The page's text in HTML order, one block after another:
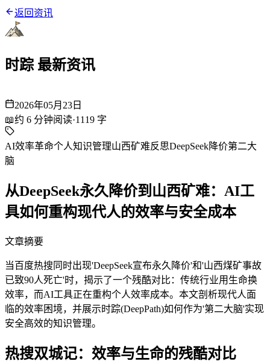
返回资讯
时踪 最新资讯
2026年05月23日
📖约 6 分钟阅读·1119 字
AI效率革命个人知识管理山西矿难反思DeepSeek降价第二大
脑
从DeepSeek永久降价到山西矿难：AI工
具如何重构现代人的效率与安全成本
文章摘要
当百度热搜同时出现'DeepSeek宣布永久降价'和'山西煤矿事故
已致90人死亡'时，揭示了一个残酷对比：传统行业用生命换
效率，而AI工具正在重构个人效率成本。本文剖析现代人面
临的效率困境，并展示时踪(DeepPath)如何作为'第二大脑'实现
安全高效的知识管理。
热搜双城记：效率与生命的残酷对比